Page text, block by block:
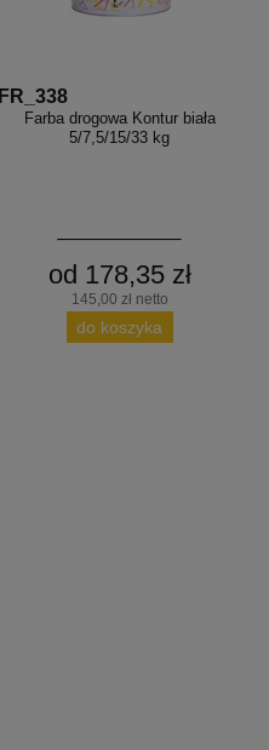
FR_338
Farba drogowa Kontur biała
5/7,5/15/33 kg
od 178,35 zł
145,00 zł netto
do koszyka